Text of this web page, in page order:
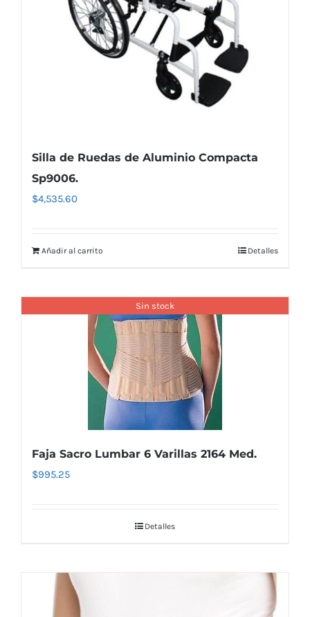
Silla de Ruedas de Aluminio Compacta
Sp9006.
$4,535.60
Añadir al carrito Detalles
Sin stock
Faja Sacro Lumbar 6 Varillas 2164 Med.
$995.25
Detalles